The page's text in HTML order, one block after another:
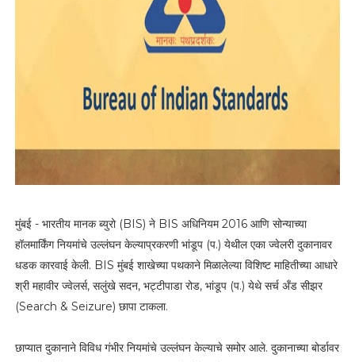
मुंबई - भारतीय मानक ब्युरो (BIS) ने BIS अधिनियम 2016 आणि सोन्याच्या
हॉलमार्किंग नियमांचे उल्लंघन केल्याप्रकरणी भांडूप (प.) येथील एका ज्वेलरी दुकानावर
धडक कारवाई केली. BIS मुंबई शाखेच्या पथकाने मिळालेल्या विशिष्ट माहितीच्या आधारे
श्री महावीर ज्वेलर्स, सलुंखे सदन, भट्टीपाडा रोड, भांडूप (प.) येथे सर्च अँड सीझर
(Search & Seizure) छापा टाकला.
छाप्यात दुकानाने विविध गंभीर नियमांचे उल्लंघन केल्याचे समोर आले. दुकानाच्या बोर्डावर